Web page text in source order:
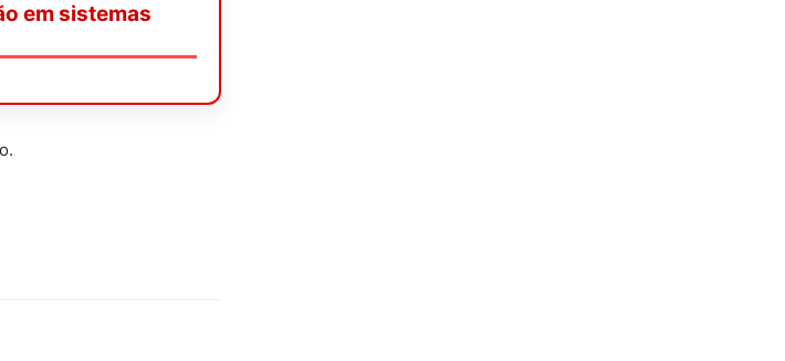
em sistemas